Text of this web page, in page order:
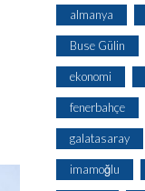
almanya
Buse Gülin
ekonomi
fenerbahçe
galatasaray
imamoğlu